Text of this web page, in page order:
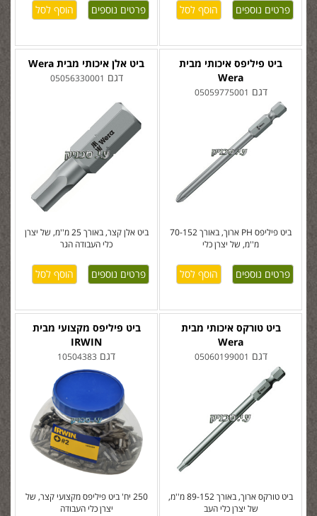
פרטים נוספים פרטים נוספים
ביט אלן איכותי מבית Wera
דגם 05056330001
ביט אלן קצר, באורך 25 מ''מ, של יצרן
כלי העבודה הגר
פרטים נוספים
ביט פיליפס איכותי מבית
Wera
דגם 05059775001
ביט פיליפס PH ארוך, באורך 70-152
מ''מ, של יצרן כלי
פרטים נוספים
ביט פיליפס מקצועי מבית
IRWIN
דגם 10504383
250 יח' ביט פיליפס מקצועי קצר, של
יצרן כלי העבודה
ביט טורקס איכותי מבית
Wera
דגם 05060199001
ביט טורקס ארוך, באורך 89-152 מ''מ,
של יצרן כלי העב